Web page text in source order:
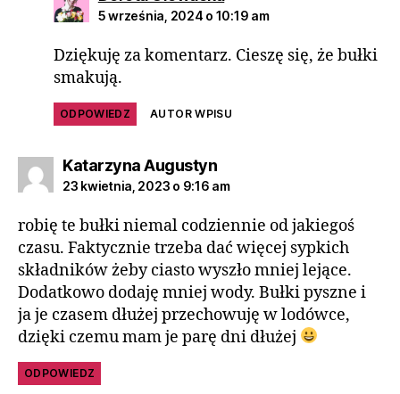
5 września, 2024 o 10:19 am
Dziękuję za komentarz. Cieszę się, że bułki
smakują.
ODPOWIEDZ AUTOR WPISU
Katarzyna Augustyn
23 kwietnia, 2023 o 9:16 am
robię te bułki niemal codziennie od jakiegoś
czasu. Faktycznie trzeba dać więcej sypkich
składników żeby ciasto wyszło mniej lejące.
Dodatkowo dodaję mniej wody. Bułki pyszne i
ja je czasem dłużej przechowuję w lodówce,
dzięki czemu mam je parę dni dłużej
ODPOWIEDZ